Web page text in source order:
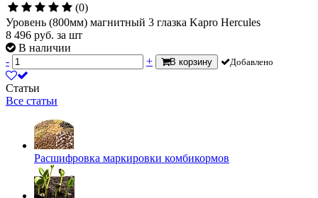
(0)
Уровень (800мм) магнитный 3 глазка Kapro Hercules
8 496 руб. за шт
В наличии
-
+ В корзину Добавлено
Статьи
Все статьи
Расшифровка маркировки комбикормов